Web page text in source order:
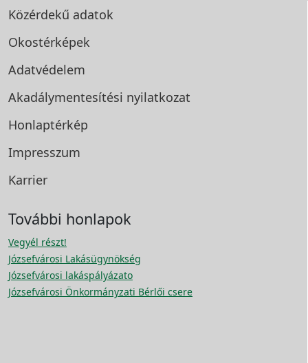
Közérdekű adatok
Okostérképek
Adatvédelem
Akadálymentesítési nyilatkozat
Honlaptérkép
Impresszum
Karrier
További honlapok
Vegyél részt!
Józsefvárosi Lakásügynökség
Józsefvárosi lakáspályázato
Józsefvárosi Önkormányzati Bérlői csere